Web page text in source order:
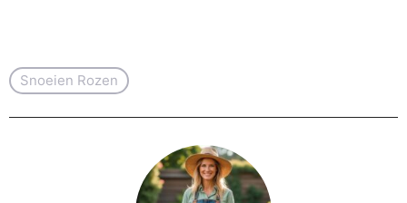
Snoeien Rozen